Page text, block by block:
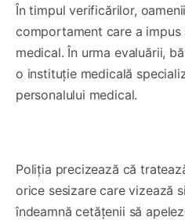
În timpul verificărilor,
comportament care a impus
medical. În urma evaluării,
o instituție medicală
personalului medical.
Poliția precizează că
orice sesizare care vizează
îndeamnă cetățenii să